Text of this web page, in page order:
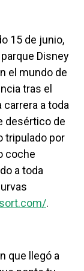
15 de junio,
Disney
el mundo de
tras el
carrera a toda
desértico de
tripulado por
coche
a toda
.
que llegó a